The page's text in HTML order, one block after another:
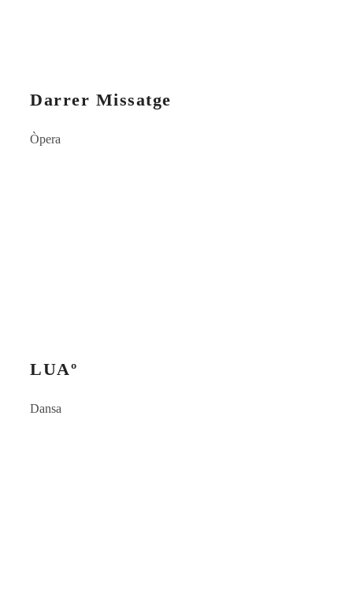
Darrer Missatge
Òpera
LUAº
Dansa